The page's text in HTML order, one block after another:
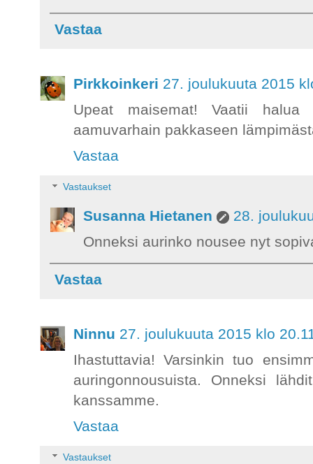
Vastaa
Pirkkoinkeri 27. joulukuuta 2015
Upeat maisemat! Vaatii
aamuvarhain pakkaseen
Vastaa
Vastaukset
Susanna Hietanen
28.
Onneksi aurinko nousee nyt
Vastaa
Ninnu 27. joulukuuta 2015 klo
Ihastuttavia! Varsinkin tuo
auringonnousuista. Onneksi
kanssamme.
Vastaa
Vastaukset